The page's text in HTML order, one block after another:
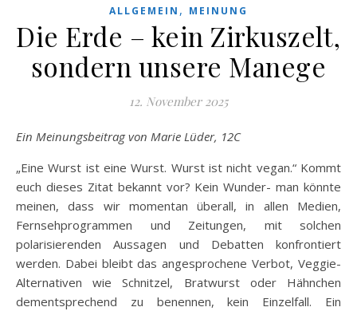
ALLGEMEIN , MEINUNG
Die Erde – kein Zirkuszelt,
sondern unsere Manege
12. November 2025
Ein Meinungsbeitrag von Marie Lüder, 12C
„Eine Wurst ist eine Wurst. Wurst ist nicht vegan.“ Kommt
euch dieses Zitat bekannt vor? Kein Wunder- man könnte
meinen, dass wir momentan überall, in allen Medien,
Fernsehprogrammen und Zeitungen, mit solchen
polarisierenden Aussagen und Debatten konfrontiert
werden. Dabei bleibt das angesprochene Verbot, Veggie-
Alternativen wie Schnitzel, Bratwurst oder Hähnchen
dementsprechend zu benennen, kein Einzelfall. Ein